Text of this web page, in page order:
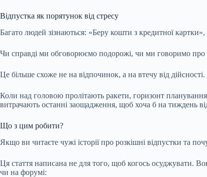
Відпустка як порятунок від стресу
Багато людей зізнаються: «Беру кошти з кредитної
Чи справді ми обговорюємо подорожі, чи ми говоримо про
Це більше схоже не на відпочинок, а на втечу від
Коли над головою пролітають ракети, горизонт
витрачають останні заощадження, щоб хоча б на тиждень
Що з цим робити?
Якщо ви читаєте чужі історії про розкішні відпустки та
Ця стаття написана не для того, щоб когось осуджувати.
чи на форумі: